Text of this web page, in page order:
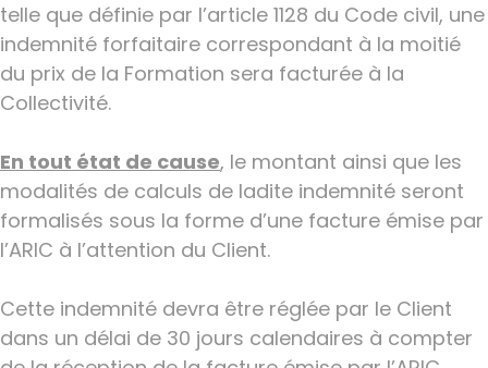
telle que définie par l’article 1128 du Code civil, une
indemnité forfaitaire correspondant à la moitié
du prix de la Formation sera facturée à la
Collectivité.
En tout état de cause, le montant ainsi que les
modalités de calculs de ladite indemnité seront
formalisés sous la forme d’une facture émise par
l’ARIC à l’attention du Client.
Cette indemnité devra être réglée par le Client
dans un délai de 30 jours calendaires à compter